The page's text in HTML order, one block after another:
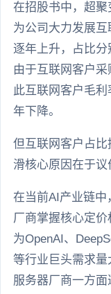
在招股书中，超
为公司大力发展
逐年上升，占比分
由于互联网客户
此互联网客户毛
年下降。
但互联网客户占
滑核心原因在于议
在当前AI产业链
厂商掌握核心定
为OpenAI、
等行业巨头需求
服务器厂商一方